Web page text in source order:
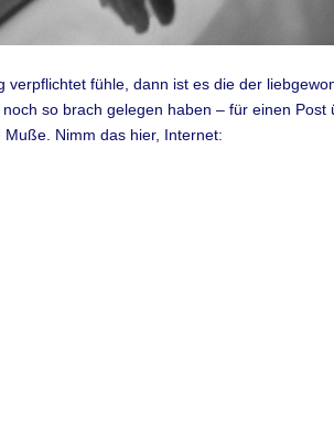
fühle, dann ist es die der
so brach gelegen haben – für einen
Nimm das hier, Internet: